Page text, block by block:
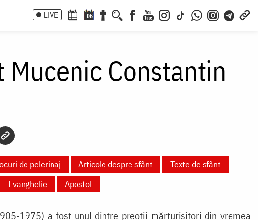
LIVE 06
Mucenic Constantin
de pelerinaj Articole despre sfânt
Texte de sfânt
Evanghelie Apostol
1975) a fost unul dintre preoții mărturisitori din vremea